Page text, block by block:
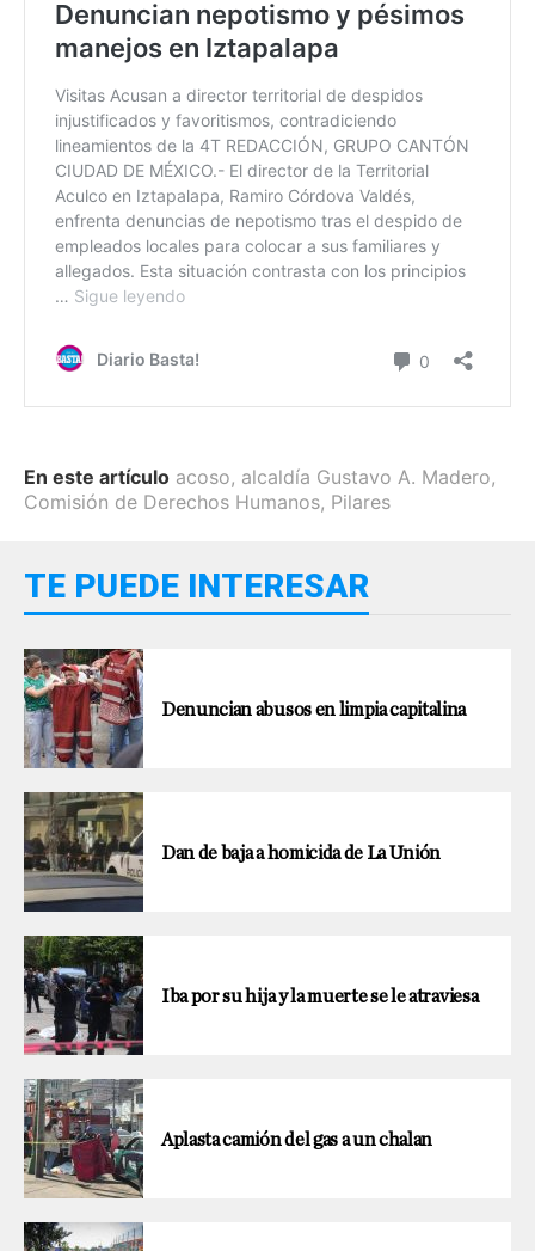
En este artículo acoso, alcaldía Gustavo A. Madero,
Comisión de Derechos Humanos, Pilares
TE PUEDE INTERESAR
Denuncian abusos en limpia capitalina
Dan de baja a homicida de La Unión
Iba por su hija y la muerte se le atraviesa
Aplasta camión del gas a un chalan